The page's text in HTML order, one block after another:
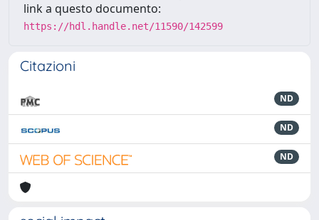
link a questo documento:
https://hdl.handle.net/11590/142599
Citazioni
ND
ND
ND